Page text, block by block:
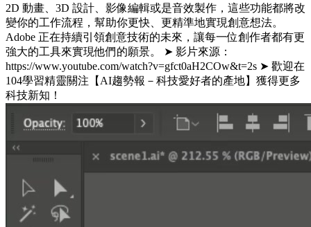
2D 動畫、3D 設計、影像編輯或是音效製作，這些功能都將改
變你的工作流程，幫助你更快、更精準地實現創意想法。
Adobe 正在持續引領創意技術的未來，讓每一位創作者都有更
強大的工具來實現他們的願景。 ➤ 影片來源：
https://www.youtube.com/watch?v=gfct0aH2COw&t=2s ➤ 歡迎在
104學習精靈關注【AI趨勢報－科技愛好者的產地】獲得更多
科技新知！